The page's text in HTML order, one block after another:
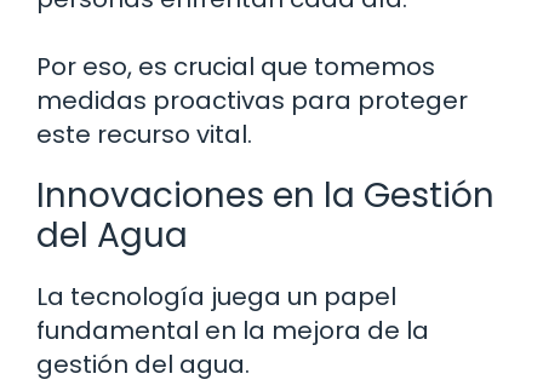
Por eso, es crucial que tomemos
medidas proactivas para proteger
este recurso vital.
Innovaciones en la Gestión
del Agua
La tecnología juega un papel
fundamental en la mejora de la
gestión del agua.